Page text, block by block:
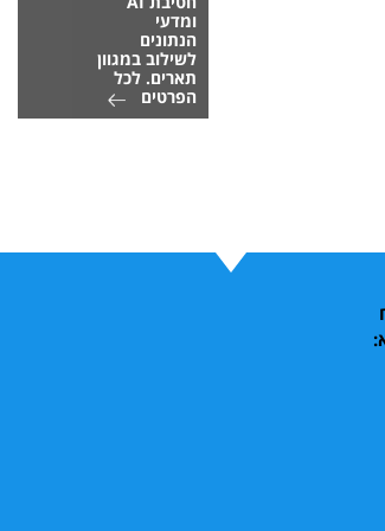
ומדעי
הנתונים
לשילוב במגוון
תארים. לכל
הפרטים